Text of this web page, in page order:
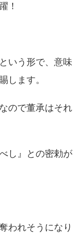
！
いう形で、意味
します。
ので董承はそれ
し』との密勅が
われそうになり